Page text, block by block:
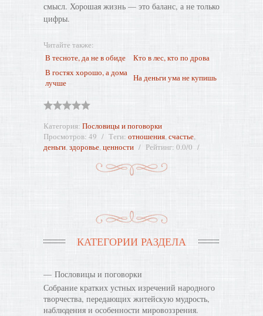
смысл. Хорошая жизнь — это баланс, а не только
цифры.
Читайте также:
В тесноте, да не в обиде
Кто в лес, кто по дрова
В гостях хорошо, а дома
лучше
На деньги ума не купишь
Категория: Пословицы и поговорки
Просмотров: 49 Теги: отношения,счастье,
деньги,здоровье,ценности Рейтинг: 0.0/0
КАТЕГОРИИ РАЗДЕЛА
Пословицы и поговорки
Собрание кратких устных изречений народного
творчества, передающих житейскую мудрость,
наблюдения и особенности мировоззрения.